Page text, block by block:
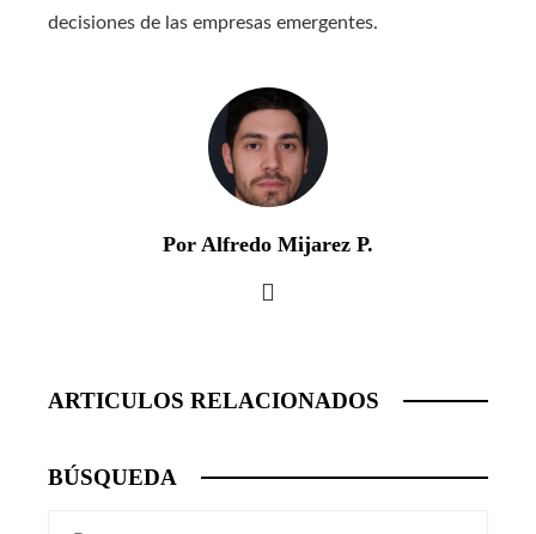
decisiones de las empresas emergentes.
Por Alfredo Mijarez P.
ARTICULOS RELACIONADOS
BÚSQUEDA